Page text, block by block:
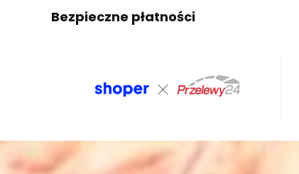
Bezpieczne płatności